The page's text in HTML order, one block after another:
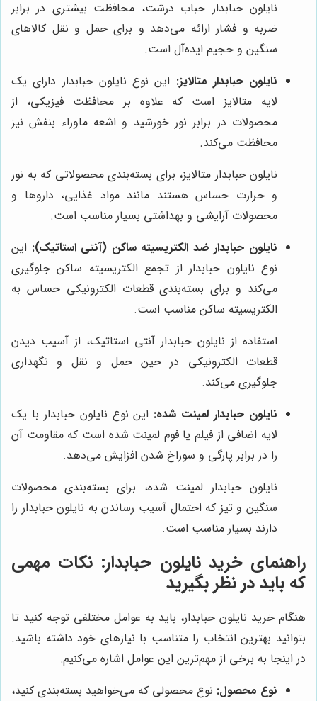
نایلون حبابدار حباب درشت، محافظت بیشتری در برابر
ضربه و فشار ارائه می‌دهد و برای حمل و نقل کالاهای
سنگین و حجیم ایده‌آل است.
نایلون حبابدار متالایز: این نوع نایلون حبابدار دارای یک
لایه متالایز است که علاوه بر محافظت فیزیکی، از
محصولات در برابر نور خورشید و اشعه ماوراء بنفش نیز
محافظت می‌کند.
نایلون حبابدار متالایز، برای بسته‌بندی محصولاتی که به نور
و حرارت حساس هستند مانند مواد غذایی، داروها و
محصولات آرایشی و بهداشتی بسیار مناسب است.
نایلون حبابدار ضد الکتریسیته ساکن (آنتی استاتیک): این
نوع نایلون حبابدار از تجمع الکتریسیته ساکن جلوگیری
می‌کند و برای بسته‌بندی قطعات الکترونیکی حساس به
الکتریسیته ساکن مناسب است.
استفاده از نایلون حبابدار آنتی استاتیک، از آسیب دیدن
قطعات الکترونیکی در حین حمل و نقل و نگهداری
جلوگیری می‌کند.
نایلون حبابدار لمینت شده: این نوع نایلون حبابدار با یک
لایه اضافی از فیلم یا فوم لمینت شده است که مقاومت آن
را در برابر پارگی و سوراخ شدن افزایش می‌دهد.
نایلون حبابدار لمینت شده، برای بسته‌بندی محصولات
سنگین و تیز که احتمال آسیب رساندن به نایلون حبابدار را
دارند بسیار مناسب است.
راهنمای خرید نایلون حبابدار: نکات مهمی
که باید در نظر بگیرید
هنگام خرید نایلون حبابدار، باید به عوامل مختلفی توجه کنید تا
بتوانید بهترین انتخاب را متناسب با نیازهای خود داشته باشید.
در اینجا به برخی از مهم‌ترین این عوامل اشاره می‌کنیم:
نوع محصول: نوع محصولی که می‌خواهید بسته‌بندی کنید،